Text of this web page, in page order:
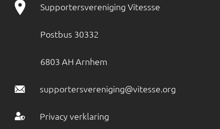
Supportersvereniging Vitessse
Postbus 30332
6803 AH Arnhem
supportersvereniging@vitesse.org
Privacy verklaring